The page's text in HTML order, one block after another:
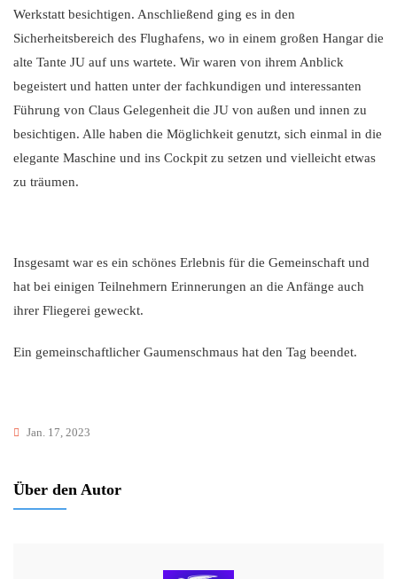
Werkstatt besichtigen. Anschließend ging es in den
Sicherheitsbereich des Flughafens, wo in einem großen Hangar die
alte Tante JU auf uns wartete. Wir waren von ihrem Anblick
begeistert und hatten unter der fachkundigen und interessanten
Führung von Claus Gelegenheit die JU von außen und innen zu
besichtigen. Alle haben die Möglichkeit genutzt, sich einmal in die
elegante Maschine und ins Cockpit zu setzen und vielleicht etwas
zu träumen.
Insgesamt war es ein schönes Erlebnis für die Gemeinschaft und
hat bei einigen Teilnehmern Erinnerungen an die Anfänge auch
ihrer Fliegerei geweckt.
Ein gemeinschaftlicher Gaumenschmaus hat den Tag beendet.
Jan. 17, 2023
Über den Autor